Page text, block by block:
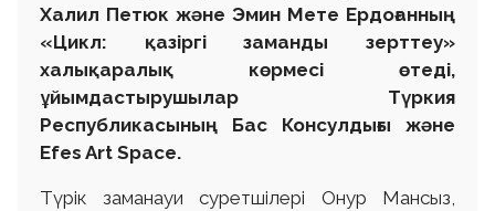
Халил Петюк және Эмин Мете Ердоғанның
«Цикл: қазіргі заманды зерттеу»
халықаралық көрмесі өтеді,
ұйымдастырушылар Түркия
Республикасының Бас Консулдығы және
Efes Art Space.
Түрік заманауи суретшілері Онур Мансыз,